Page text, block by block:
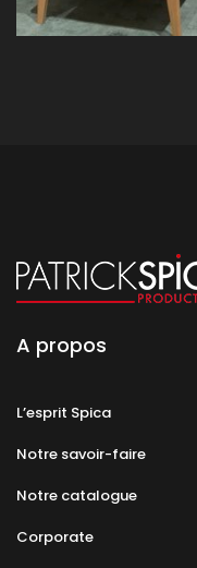
A propos
L’esprit Spica
Notre savoir-faire
Notre catalogue
Corporate